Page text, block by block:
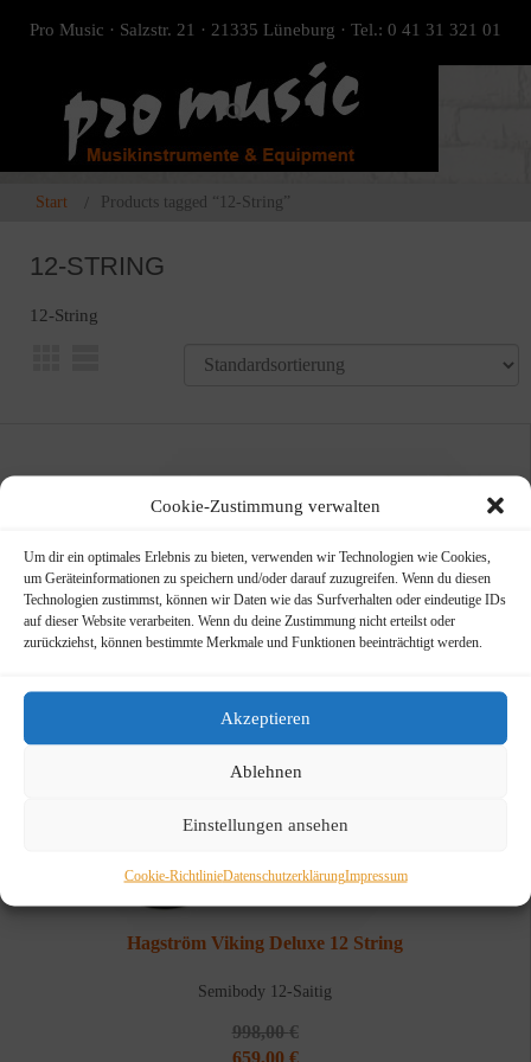
Cookie-Zustimmung verwalten
Um dir ein optimales Erlebnis zu bieten, verwenden wir Technologien wie Cookies,
um Geräteinformationen zu speichern und/oder darauf zuzugreifen. Wenn du diesen
Technologien zustimmst, können wir Daten wie das Surfverhalten oder eindeutige IDs
auf dieser Website verarbeiten. Wenn du deine Zustimmung nicht erteilst oder
zurückziehst, können bestimmte Merkmale und Funktionen beeinträchtigt werden.
Akzeptieren
Ablehnen
Einstellungen ansehen
Cookie-RichtlinieDatenschutzerklärungImpressum
Pro Music · Salzstr. 21 · 21335 Lüneburg · Tel.: 0 41 31 321 01
Start Products tagged “12-String”
12-STRING
12-String
Hagström Viking Deluxe 12 String
Semibody 12-Saitig
998,00€
Ursprünglicher
659,00 €Aktueller
ANGEBOT!